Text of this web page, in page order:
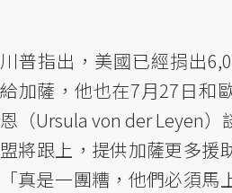
川普指出，美國已經捐出
給加薩，他也在7月27日和
恩（Ursula von der Leyen
盟將跟上，提供加薩更多援
「真是一團糟，他們必須